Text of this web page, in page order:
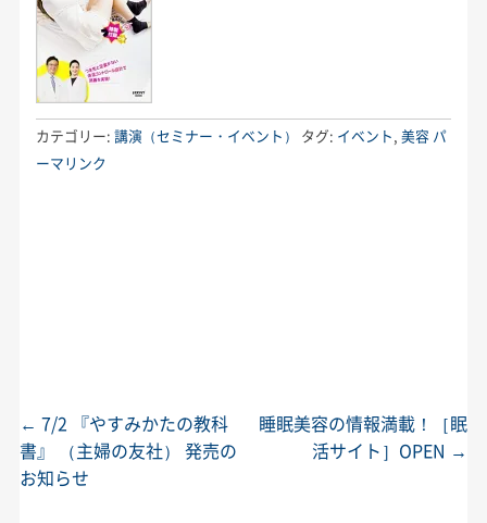
カテゴリー: 講演（セミナー・イベント） タグ: イベント 美容 パ
ーマリンク
投稿ナビゲーション
← 7/2 『やすみかたの教科
書』 （主婦の友社） 発売の
お知らせ
睡眠美容の情報満載！［眠
活サイト］OPEN →